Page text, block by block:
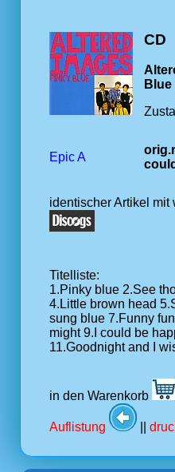
CD
Blue
Epic A
identischer Artikel mit
Titelliste:
1.Pinky blue 2.See
4.Little brown head
sung blue 7.Funny
might 9.I could be
11.Goodnight and I
in den Warenkorb
Auflistung